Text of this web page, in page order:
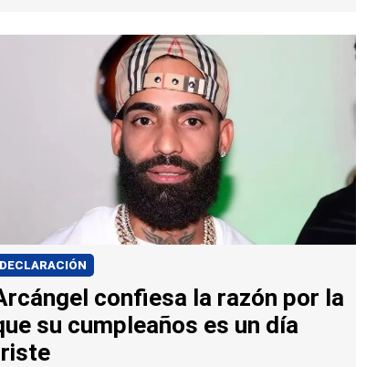
DECLARACIÓN
confiesa la razón por la
su cumpleaños es un día